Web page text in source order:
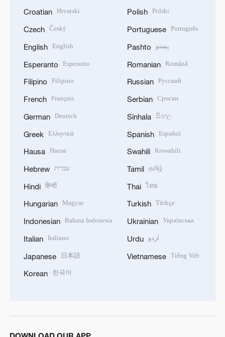
Croatian Hrvatski
Czech Český
English English
Esperanto Esperanto
Filipino Filipino
French Français
German Deutsch
Greek Ελληνικά
Hausa Hausa
Hebrew עברית
Hindi हिन्दी
Hungarian Magyar
Indonesian Bahasa Indonesia
Italian Italiano
Japanese 日本語
Korean 한국어
Polish Polski
Portuguese Português
Pashto پښتو
Romanian Română
Russian Русский
Serbian Српски
Sinhala සිංහල
Spanish Español
Swahili Kiswahili
Tamil தமிழ்
Thai ไทย
Turkish Türkçe
Ukrainian Українська
Urdu اردو
Vietnamese Tiếng Việt